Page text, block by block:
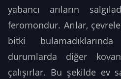
yabancı arıların
feromondur. Arılar,
bitki
durumlarda diğer
çalışırlar. Bu şekilde ev